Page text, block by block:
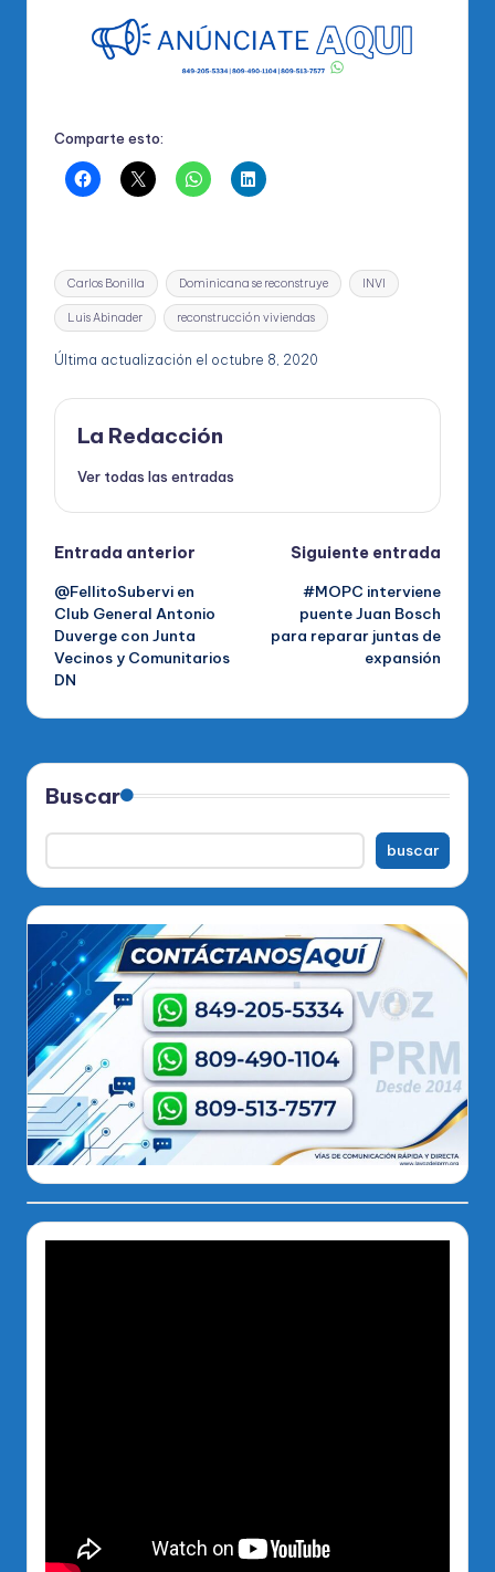
Comparte esto:
Etiquetas:
Carlos Bonilla Dominicana se reconstruye INVI
Luis Abinader reconstrucción viviendas
Última actualización el octubre 8, 2020
La Redacción
Ver todas las entradas
Navegación
de
entradas
Entrada anterior
@FellitoSubervi en
Club General Antonio
Duverge con Junta
Vecinos y Comunitarios
DN
Siguiente entrada
#MOPC interviene
puente Juan Bosch
para reparar juntas de
expansión
Buscar
buscar